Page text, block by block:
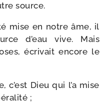
source.
mise en notre âme, il
d’eau vive. Mais
écri­vait encore le
c’est Dieu qui l’a mise
;